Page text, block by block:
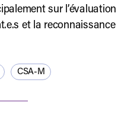
sur l’évaluation
et la reconnaissance
CSA-M